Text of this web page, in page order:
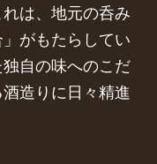
は、地元の呑み
がもたらしてい
自の味へのこだ
造りに日々精進